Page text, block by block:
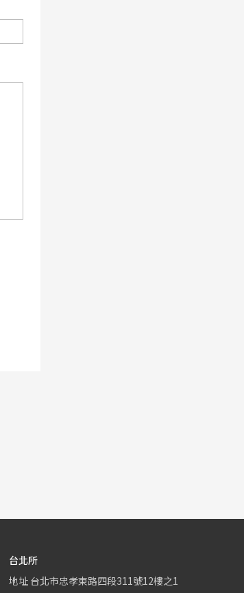
台北所
地址 台北市忠孝東路四段311號12樓之1